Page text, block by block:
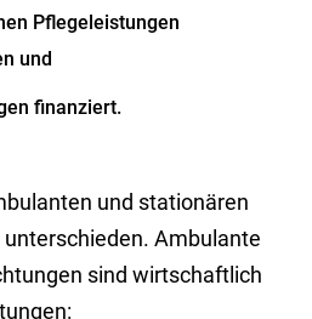
Pflegeleistungen
und
finanziert.
und stationären
Ambulante
sind wirtschaftlich